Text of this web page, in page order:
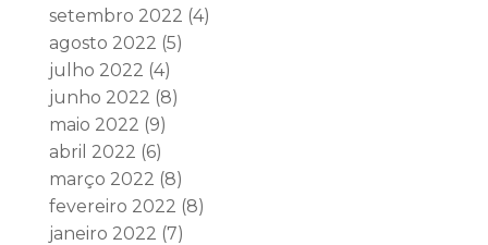
setembro 2022 (4)
agosto 2022 (5)
julho 2022 (4)
junho 2022 (8)
maio 2022 (9)
abril 2022 (6)
março 2022 (8)
fevereiro 2022 (8)
janeiro 2022 (7)